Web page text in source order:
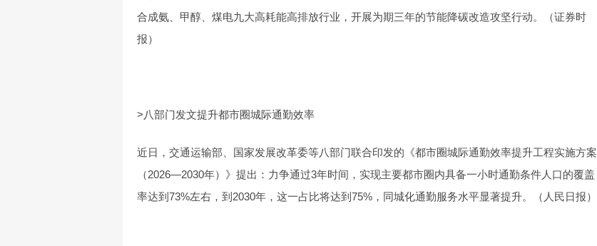
合成氨、甲醇、煤电九大高耗能高排放行业，开展为期三年的节能降碳改造攻坚行动。（证券时
报）
>八部门发文提升都市圈城际通勤效率
近日，交通运输部、国家发展改革委等八部门联合印发的《都市圈城际通勤效率提升工程实施方案
（2026—2030年）》提出：力争通过3年时间，实现主要都市圈内具备一小时通勤条件人口的覆盖
率达到73%左右，到2030年，这一占比将达到75%，同城化通勤服务水平显著提升。（人民日报）